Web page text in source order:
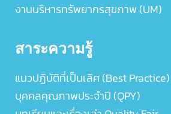
งานบริหารทรัพยากรสุขภาพ (UM)
สาระความรู้
แนวปฏิบัติที่เป็นเลิศ (Best Practice)
บุคคลคุณภาพประจำปี (QPY)